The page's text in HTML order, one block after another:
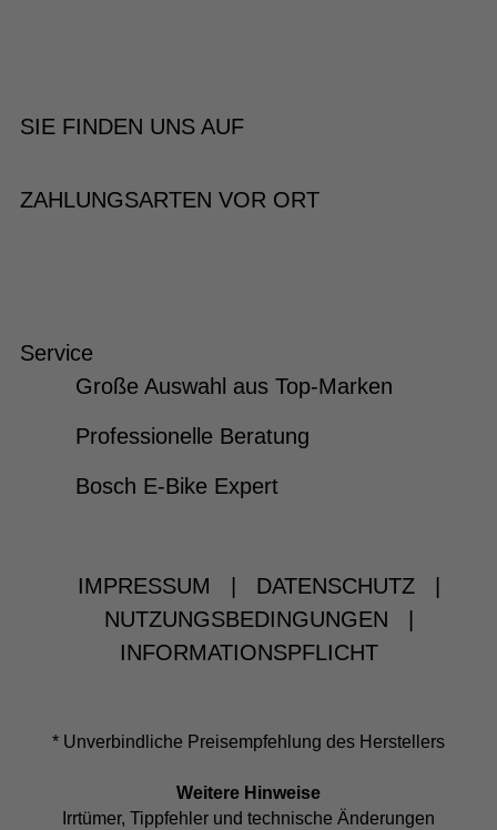
SIE FINDEN UNS AUF
ZAHLUNGSARTEN VOR ORT
Service
Große Auswahl aus Top-Marken
Professionelle Beratung
Bosch E-Bike Expert
IMPRESSUM DATENSCHUTZ
NUTZUNGSBEDINGUNGEN
INFORMATIONSPFLICHT
* Unverbindliche Preisempfehlung des Herstellers
Weitere Hinweise
Irrtümer, Tippfehler und technische Änderungen